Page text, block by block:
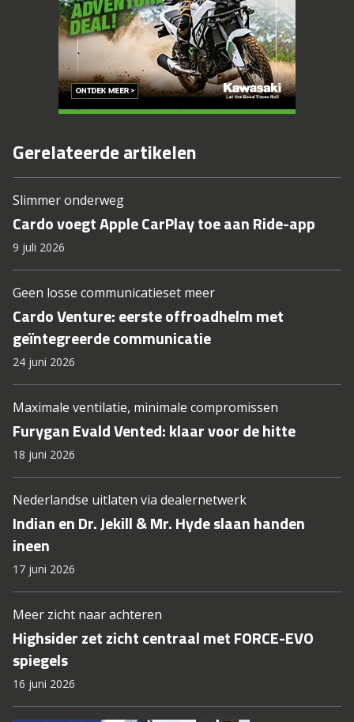
Gerelateerde artikelen
Slimmer onderweg
Cardo voegt Apple CarPlay toe aan Ride-app
9 juli 2026
Geen losse communicatieset meer
Cardo Venture: eerste offroadhelm met
geïntegreerde communicatie
24 juni 2026
Maximale ventilatie, minimale compromissen
Furygan Evald Vented: klaar voor de hitte
18 juni 2026
Nederlandse uitlaten via dealernetwerk
Indian en Dr. Jekill & Mr. Hyde slaan handen
ineen
17 juni 2026
Meer zicht naar achteren
Highsider zet zicht centraal met FORCE-EVO
spiegels
16 juni 2026